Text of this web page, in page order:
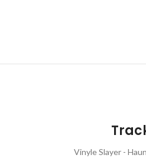
Vinyle Slayer -